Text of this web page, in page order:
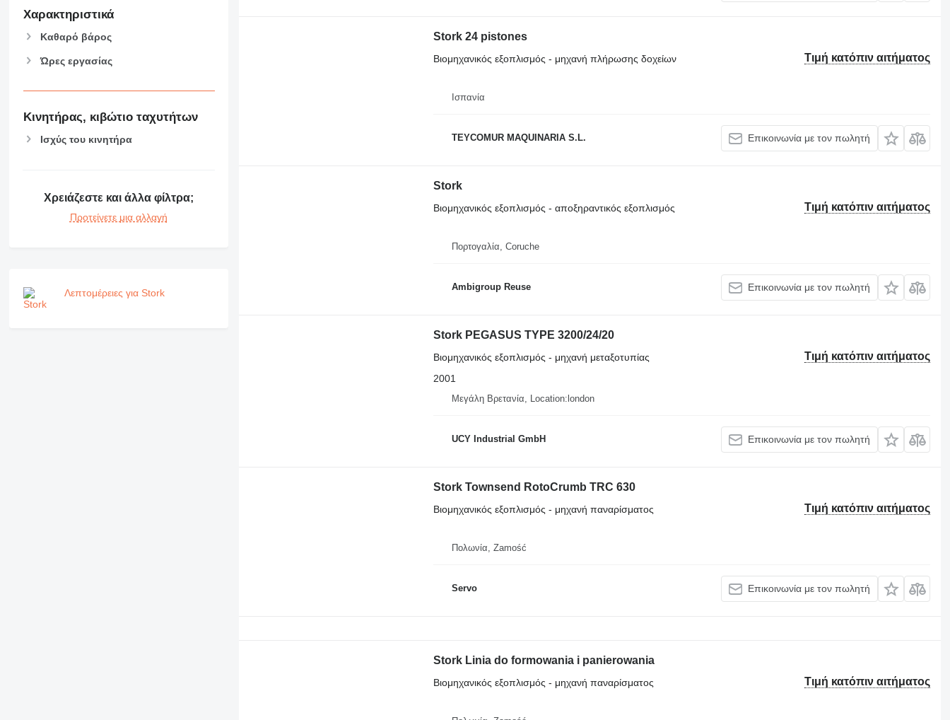
Χαρακτηριστικά
Καθαρό βάρος
Ώρες εργασίας
Κινητήρας, κιβώτιο ταχυτήτων
Ισχύς του κινητήρα
Χρειάζεστε και άλλα φίλτρα;
Προτείνετε μια αλλαγή
Λεπτομέρειες για Stork
Stork 24 pistones
Τιμή κατόπιν αιτήματος
Βιομηχανικός εξοπλισμός - μηχανή πλήρωσης δοχείων
Ισπανία
TEYCOMUR MAQUINARIA S.L. Επικοινωνία με τον πωλητή
Stork
Τιμή κατόπιν αιτήματος
Βιομηχανικός εξοπλισμός - αποξηραντικός εξοπλισμός
Πορτογαλία, Coruche
Ambigroup Reuse Επικοινωνία με τον πωλητή
Stork PEGASUS TYPE 3200/24/20
Τιμή κατόπιν αιτήματος
Βιομηχανικός εξοπλισμός - μηχανή μεταξοτυπίας
2001
Μεγάλη Βρετανία, Location:london
UCY Industrial GmbH Επικοινωνία με τον πωλητή
Stork Townsend RotoCrumb TRC 630
Τιμή κατόπιν αιτήματος
Βιομηχανικός εξοπλισμός - μηχανή παναρίσματος
Πολωνία, Zamość
Servo Επικοινωνία με τον πωλητή
Stork Linia do formowania i panierowania
Τιμή κατόπιν αιτήματος
Βιομηχανικός εξοπλισμός - μηχανή παναρίσματος